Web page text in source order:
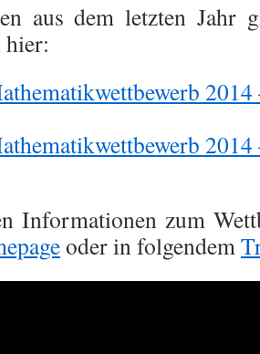
aus dem letzten Jahr
Informationen zum
oder in folgendem